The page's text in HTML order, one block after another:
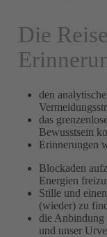
Die
den
das
Bewusstsein
Erinnerungen
Blockaden
Energien
Stille und
(wieder) zu
die Anbindung
und unser